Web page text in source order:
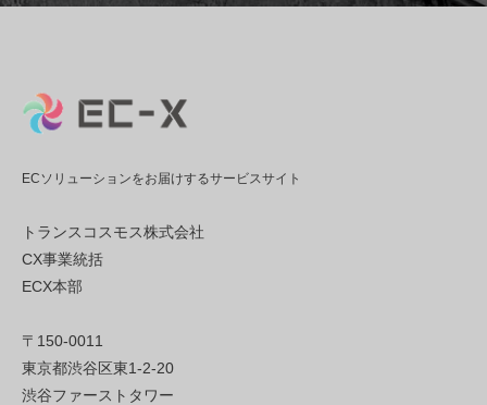
ECソリューションをお届けするサービスサイト
トランスコスモス株式会社
CX事業統括
ECX本部
〒150-0011
東京都渋谷区東1-2-20
渋谷ファーストタワー